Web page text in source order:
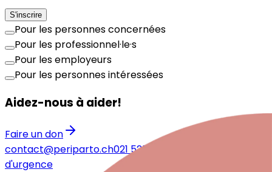
S'inscrire
Pour les personnes concernées
Pour les professionnel·le·s
Pour les employeurs
Pour les personnes intéressées
Aidez-nous à aider!
Faire un don
contact@periparto.ch021 525 77 51
d'urgence